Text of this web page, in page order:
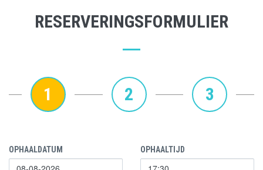
RESERVERINGSFORMULIER
1 2 3
OPHAALDATUM OPHAALTIJD